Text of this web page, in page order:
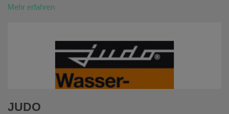
Mehr erfahren
JUDO